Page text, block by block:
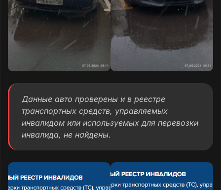
Данные авто проверены и в реестре
транспортных средств, управляемых
инвалидом или используемых для перевозки
инвалида, не найдены.